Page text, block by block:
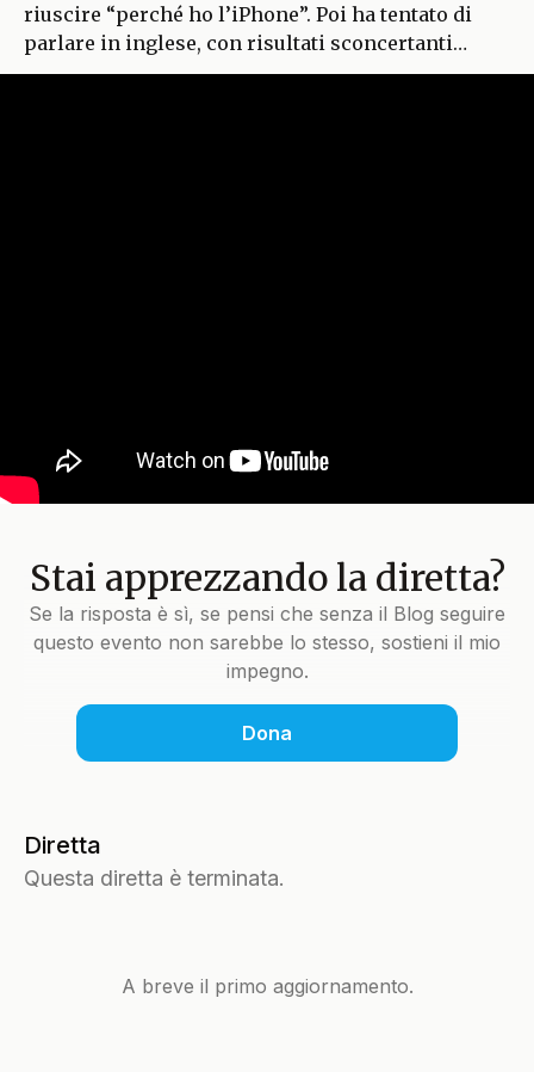
riuscire “perché ho l’iPhone”. Poi ha tentato di
parlare in inglese, con risultati sconcertanti…
Stai apprezzando la diretta?
Se la risposta è sì, se pensi che senza il Blog seguire
questo evento non sarebbe lo stesso, sostieni il mio
impegno.
Dona
Diretta
Questa diretta è terminata.
A breve il primo aggiornamento.